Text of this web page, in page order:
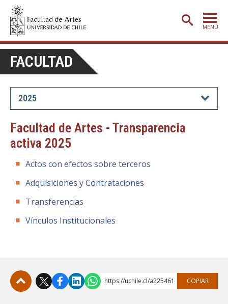
MENÚ
ADMISIÓN
CARRERAS
POSTGRADO
Académicas/os Egresadas/os
FACULTAD
2025
Facultad de Artes - Transparencia
activa 2025
Actos con efectos sobre terceros
Adquisiciones y Contrataciones
Transferencias
Vínculos Institucionales
https://uchile.cl/a225461 COPIAR